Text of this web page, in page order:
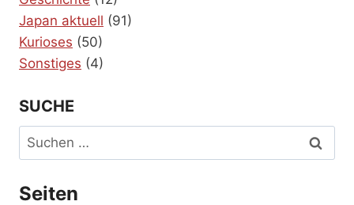
Japan aktuell (91)
Kurioses (50)
Sonstiges (4)
SUCHE
Suchen
nach:
Seiten